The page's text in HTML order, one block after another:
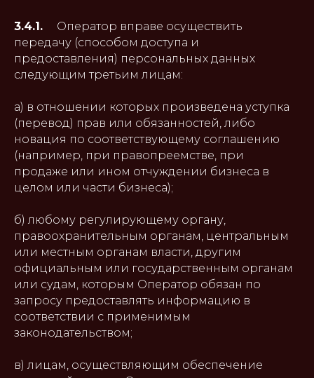
3.4.1. Оператор вправе осуществить
передачу (способом доступа и
предоставления) персональных данных
следующим третьим лицам:
а) в отношении которых произведена уступка
(перевод) прав или обязанностей, либо
новация по соответствующему соглашению
(например, при правопреемстве, при
продаже или ином отчуждении бизнеса в
целом или части бизнеса);
б) любому регулирующему органу,
правоохранительным органам, центральным
или местным органам власти, другим
официальным или государственным органам
или судам, которым Оператор обязан по
запросу предоставлять информацию в
соответствии с применимым
законодательством;
в) лицам, осуществляющим обеспечение